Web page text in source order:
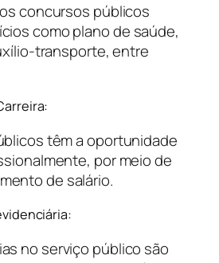
concursos públicos
como plano de saúde,
transporte, entre
têm a oportunidade
por meio de
de salário.
no serviço público são